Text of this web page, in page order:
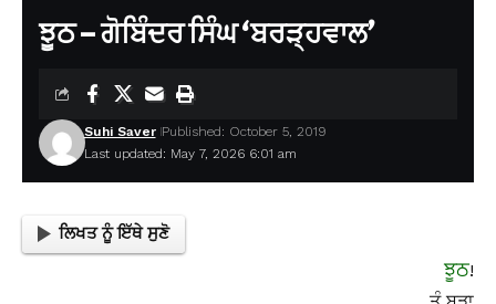
ਝੂਠ – ਗੋਬਿੰਦਰ ਸਿੰਘ ‘ਬਰੜ੍ਹਵਾਲ’
Last updated: May 7, 2026 6:01 am
Suhi Saver Published: October 5, 2019
ਲਿਖਤ ਨੂੰ ਇੱਥੇ ਸੁਣੋ
ਝੂਠ!